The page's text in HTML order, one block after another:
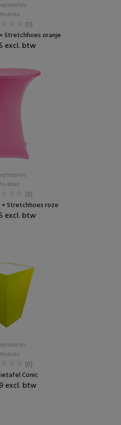
(0)
Stretchhoes oranje
excl. btw
(0)
Stretchhoes roze
excl. btw
(0)
Conic
excl. btw